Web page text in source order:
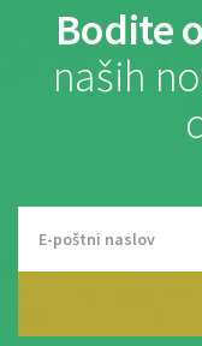
Bodite
naših